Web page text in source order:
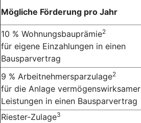
Mögliche Förderung pro Jahr
10 % Wohnungsbauprämie2
für eigene Einzahlungen in einen
Bausparvertrag
9 % Arbeitnehmersparzulage2
für die Anlage vermögenswirksamer
Leistungen in einen Bausparvertrag
Riester-Zulage3